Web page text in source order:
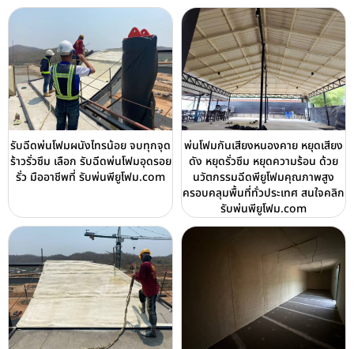
รับฉีดพ่นโฟมผนังไทรน้อย จบทุกจุด
ร้าวรั่วซึม เลือก รับฉีดพ่นโฟมอุดรอย
รั่ว มืออาชีพที่ รับพ่นพียูโฟม.com
พ่นโฟมกันเสียงหนองคาย หยุดเสียง
ดัง หยุดรั่วซึม หยุดความร้อน ด้วย
นวัตกรรมฉีดพียูโฟมคุณภาพสูง
ครอบคลุมพื้นที่ทั่วประเทศ สนใจคลิก
รับพ่นพียูโฟม.com